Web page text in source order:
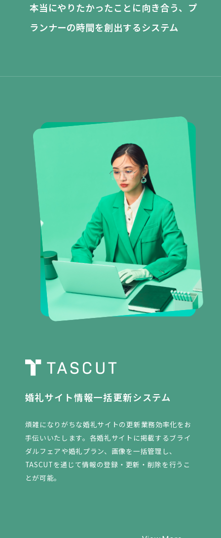
本当にやりたかったことに向き合う、プ
ランナーの時間を創出するシステム
婚礼サイト情報一括更新システム
煩雑になりがちな婚礼サイトの更新業務効率化をお
手伝いいたします。各婚礼サイトに掲載するブライ
ダルフェアや婚礼プラン、画像を一括管理し、
TASCUTを通じて情報の登録・更新・削除を行うこ
とが可能。